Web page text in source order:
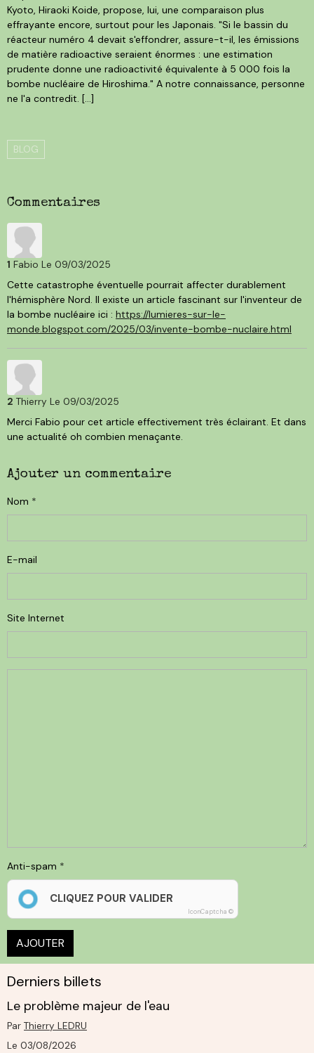
Kyoto, Hiraoki Koide, propose, lui, une comparaison plus
effrayante encore, surtout pour les Japonais. "Si le bassin du
réacteur numéro 4 devait s'effondrer, assure-t-il, les émissions
de matière radioactive seraient énormes : une estimation
prudente donne une radioactivité équivalente à 5 000 fois la
bombe nucléaire de Hiroshima." A notre connaissance, personne
ne l'a contredit. [...]
BLOG
Commentaires
1 Fabio Le 09/03/2025
Cette catastrophe éventuelle pourrait affecter durablement
l'hémisphère Nord. Il existe un article fascinant sur l'inventeur de
la bombe nucléaire ici : https://lumieres-sur-le-
monde.blogspot.com/2025/03/invente-bombe-nuclaire.html
2 Thierry Le 09/03/2025
Merci Fabio pour cet article effectivement très éclairant. Et dans
une actualité oh combien menaçante.
Ajouter un commentaire
Nom
E-mail
Site Internet
Anti-spam
CLIQUEZ POUR VALIDER
IconCaptcha ©
AJOUTER
Derniers billets
Le problème majeur de l'eau
Par Thierry LEDRU
Le 03/08/2026